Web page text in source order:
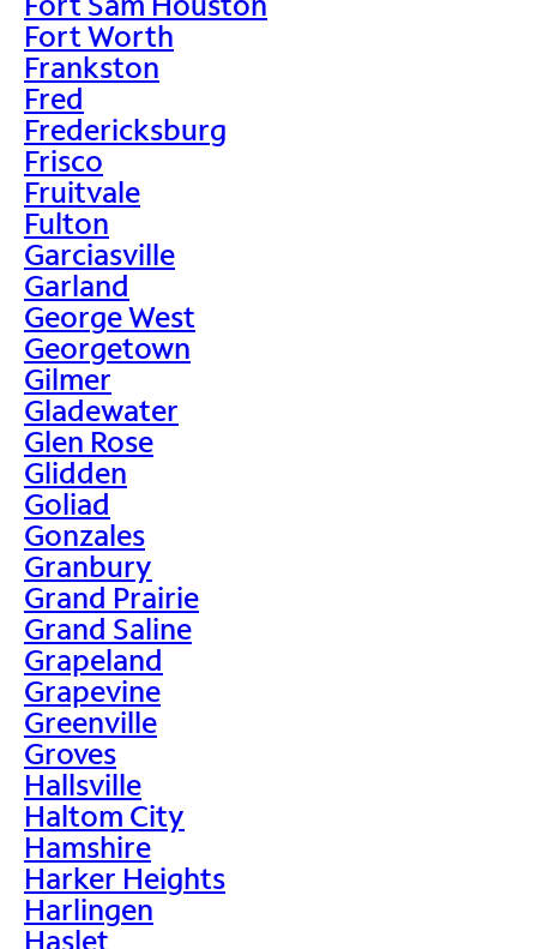
Fort Worth
Frankston
Fred
Fredericksburg
Frisco
Fruitvale
Fulton
Garciasville
Garland
George West
Georgetown
Gilmer
Gladewater
Glen Rose
Glidden
Goliad
Gonzales
Granbury
Grand Prairie
Grand Saline
Grapeland
Grapevine
Greenville
Groves
Hallsville
Haltom City
Hamshire
Harker Heights
Harlingen
Haslet